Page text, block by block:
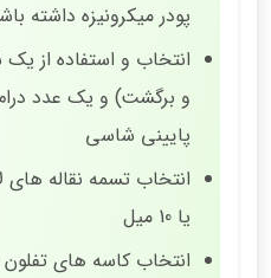
پودر میکرونیزه داشته
انتخاب و استفاده از
و برگشت) و یک عدد
پایینی شاسی
یا 10 میل
انتخاب کاسه های